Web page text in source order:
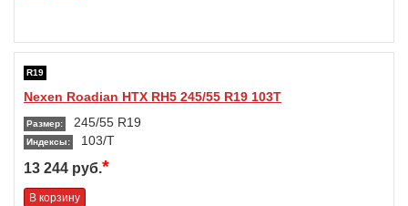
R19
Nexen Roadian HTX RH5 245/55 R19 103T
Размер: 245/55 R19
Индексы: 103/T
13 244 руб.*
В корзину